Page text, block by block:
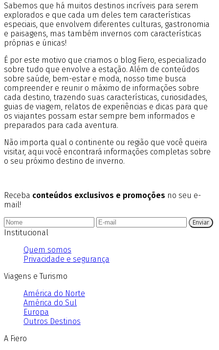
Sabemos que há muitos destinos incríveis para serem
explorados e que cada um deles tem características
especiais, que envolvem diferentes culturas, gastronomia
e paisagens, mas também invernos com características
próprias e únicas!
É por este motivo que criamos o blog Fiero, especializado
sobre tudo que envolve a estação. Além de conteúdos
sobre saúde, bem-estar e moda, nosso time busca
compreender e reunir o máximo de informações sobre
cada destino, trazendo suas características, curiosidades,
guias de viagem, relatos de experiências e dicas para que
os viajantes possam estar sempre bem informados e
preparados para cada aventura.
Não importa qual o continente ou região que você queira
visitar, aqui você encontrará informações completas sobre
o seu próximo destino de inverno.
Receba conteúdos exclusivos e promoções no seu e-
mail!
Enviar
Institucional
Quem somos
Privacidade e segurança
Viagens e Turismo
América do Norte
América do Sul
Europa
Outros Destinos
A Fiero